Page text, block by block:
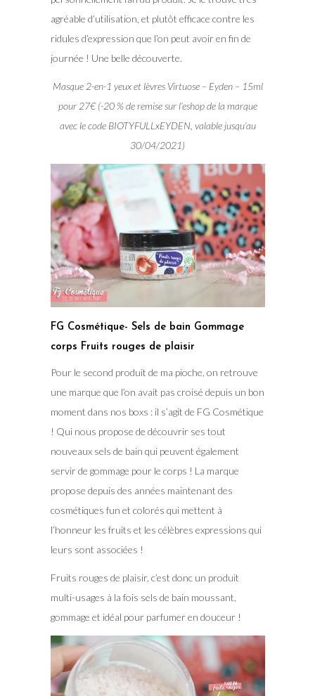
agréable d’utilisation, et plutôt efficace contre les
ridules d’expression que l’on peut avoir en fin de
journée ! Une belle découverte.
Masque 2-en-1 yeux et lèvres Virtuose – Eyden – 15ml
pour 27€ (-20 % de remise sur l’eshop de la marque
avec le code BIOTYFULLxEYDEN, valable jusqu’au
30/04/2021)
FG Cosmétique- Sels de bain Gommage
corps Fruits rouges de plaisir
Pour le second produit de ma pioche, on retrouve
une marque que l’on avait pas croisé depuis un bon
moment dans nos boxs : il s’agit de FG Cosmétique
! Qui nous propose de découvrir ses tout
nouveaux sels de bain qui peuvent également
servir de gommage pour le corps ! La marque
propose depuis des années maintenant des
cosmétiques fun et colorés qui mettent à
l’honneur les fruits et les célèbres expressions qui
leurs sont associées !
Fruits rouges de plaisir, c’est donc un produit
multi-usages à la fois sels de bain moussant,
gommage et idéal pour parfumer en douceur !